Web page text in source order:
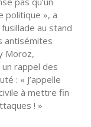
politique », a
au stand
antisémites
Moroz,
un rappel des
: « J’appelle
à mettre fin
! »